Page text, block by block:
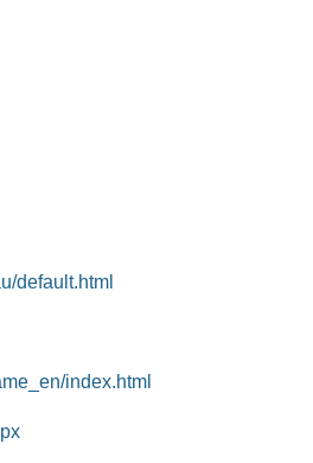
default.html
index.html